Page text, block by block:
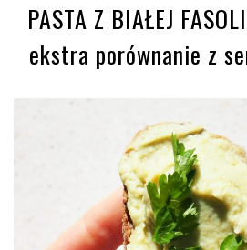
PASTA Z BIAŁEJ
ekstra porównanie z